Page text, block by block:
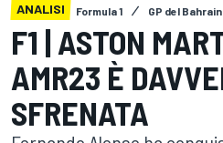
ANALISI Formula 1 GP del Bahrain
F1 | ASTON
AMR23 È
SFRENATA